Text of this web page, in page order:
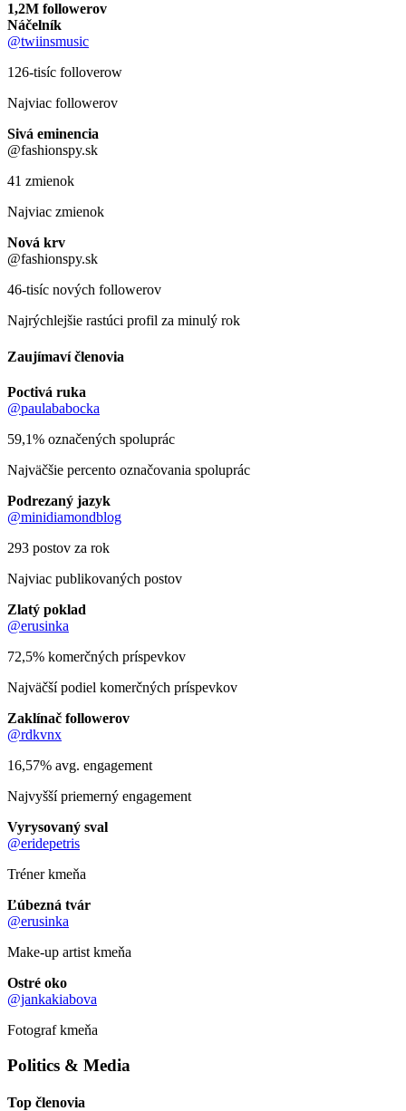
1,2M followerov
Náčelník
@twiinsmusic
126-tisíc folloverow
Najviac followerov
Sivá eminencia
@fashionspy.sk
41 zmienok
Najviac zmienok
Nová krv
@fashionspy.sk
46-tisíc nových followerov
Najrýchlejšie rastúci profil za minulý rok
Zaujímaví členovia
Poctivá ruka
@paulababocka
59,1% označených spoluprác
Najväčšie percento označovania spoluprác
Podrezaný jazyk
@minidiamondblog
293 postov za rok
Najviac publikovaných postov
Zlatý poklad
@erusinka
72,5% komerčných príspevkov
Najväčší podiel komerčných príspevkov
Zaklínač followerov
@rdkvnx
16,57% avg. engagement
Najvyšší priemerný engagement
Vyrysovaný sval
@eridepetris
Tréner kmeňa
Ľúbezná tvár
@erusinka
Make-up artist kmeňa
Ostré oko
@jankakiabova
Fotograf kmeňa
Politics & Media
Top členovia